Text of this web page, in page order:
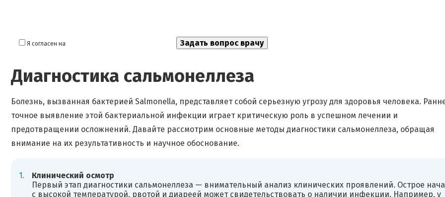
Я согласен на
Диагностика сальмонеллеза
Болезнь, вызванная бактерией Salmonella, представляет собой серьезную угрозу для здоровья человека.
точное выявление этой бактериальной инфекции играет критическую роль в успешном лечении и
предотвращении осложнений. Давайте рассмотрим основные методы диагностики сальмонеллеза, обращая
внимание на их результативность и научное обоснование.
Клинический осмотр
Первый этап диагностики сальмонеллеза — внимательный анализ клинических проявлений. Острое
с высокой температурой, рвотой и диареей может свидетельствовать о наличии инфекции. Например, у